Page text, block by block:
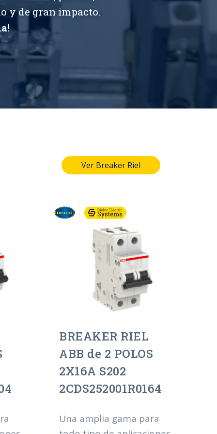
y de gran impacto.
Ver Breaker Riel
BREAKER RIEL
ABB de 2 POLOS
2X16A S202
2CDS252001R0164
Una amplia gama para